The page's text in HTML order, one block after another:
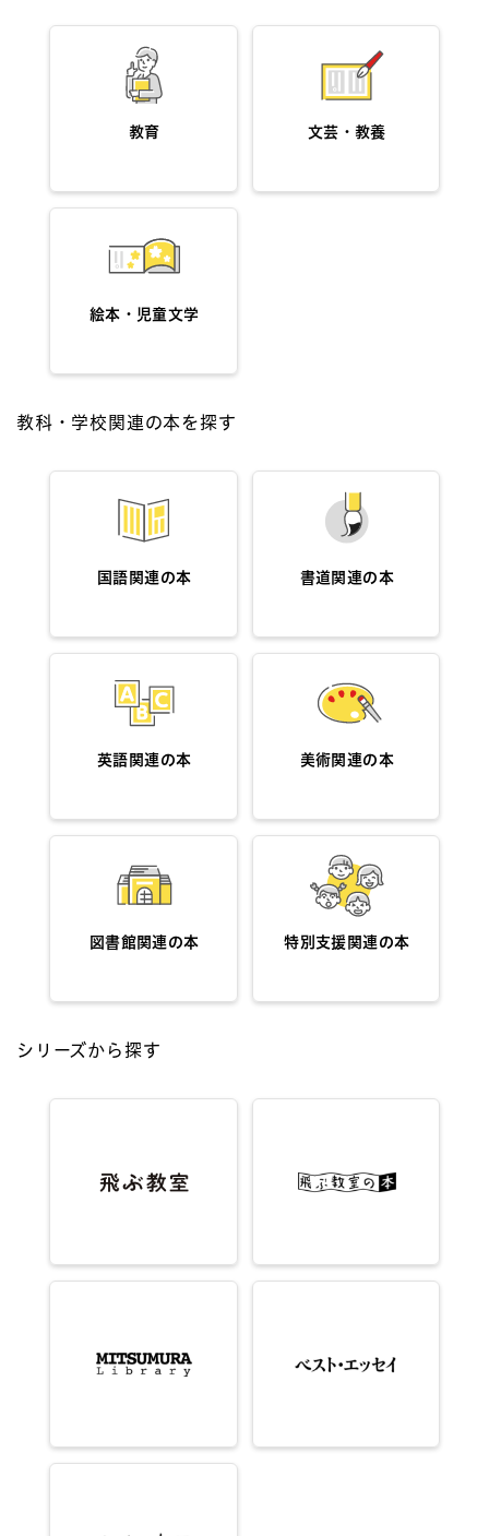
教育 文芸・教養
絵本・児童文学
教科・学校関連の本を探す
国語関連の本 書道関連の本
英語関連の本 美術関連の本
図書館関連の本 特別支援関連の本
シリーズから探す